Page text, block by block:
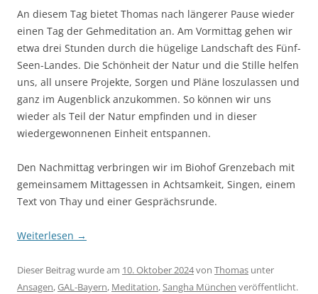
An diesem Tag bietet Thomas nach längerer Pause wieder
einen Tag der Gehmeditation an. Am Vormittag gehen wir
etwa drei Stunden durch die hügelige Landschaft des Fünf-
Seen-Landes. Die Schönheit der Natur und die Stille helfen
uns, all unsere Projekte, Sorgen und Pläne loszulassen und
ganz im Augenblick anzukommen. So können wir uns
wieder als Teil der Natur empfinden und in dieser
wiedergewonnenen Einheit entspannen.
Den Nachmittag verbringen wir im Biohof Grenzebach mit
gemeinsamem Mittagessen in Achtsamkeit, Singen, einem
Text von Thay und einer Gesprächsrunde.
Weiterlesen →
Dieser Beitrag wurde am 10. Oktober 2024von Thomas unter
Ansagen,GAL-Bayern, Meditation,Sangha München veröffentlicht.